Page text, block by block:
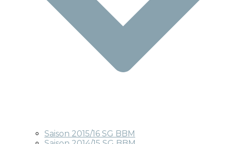
Saison 2015/16 SG BBM